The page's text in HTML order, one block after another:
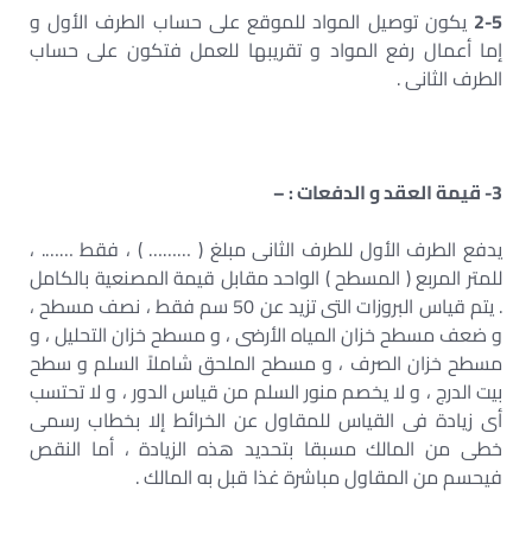
2-5 يكون توصيل المواد للموقع على حساب الطرف الأول و
إما أعمال رفع المواد و تقريبها للعمل فتكون على حساب
الطرف الثانى .
3- قيمة العقد و الدفعات : –
يدفع الطرف الأول للطرف الثانى مبلغ ( ……… ) ، فقط ……. ،
للمتر المربع ( المسطح ) الواحد مقابل قيمة المصنعية بالكامل
. يتم قياس البروزات التى تزيد عن 50 سم فقط ، نصف مسطح ،
و ضعف مسطح خزان المياه الأرضى ، و مسطح خزان التحليل ، و
مسطح خزان الصرف ، و مسطح الملحق شاملاً السلم و سطح
بيت الدرج ، و لا يخصم منور السلم من قياس الدور ، و لا تحتسب
أى زيادة فى القياس للمقاول عن الخرائط إلا بخطاب رسمى
خطى من المالك مسبقا بتحديد هذه الزيادة ، أما النقص
فيحسم من المقاول مباشرة غذا قبل به المالك .